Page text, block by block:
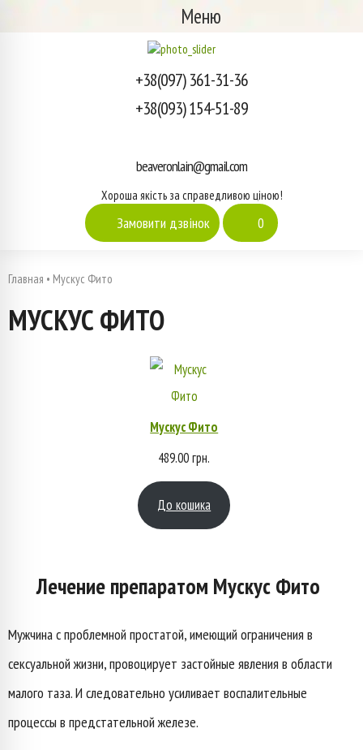
Меню
+38(097) 361-31-36
+38(093) 154-51-89
beaveronlain@gmail.com
Хороша якість за справедливою ціною!
Замовити дзвінок 0
Главная • Мускус Фито
МУСКУС ФИТО
Мускус Фито
489.00грн.
До кошика
Лечение препаратом Мускус Фито
Мужчина с проблемной простатой, имеющий ограничения в
сексуальной жизни, провоцирует застойные явления в области
малого таза. И следовательно усиливает воспалительные
процессы в предстательной железе.